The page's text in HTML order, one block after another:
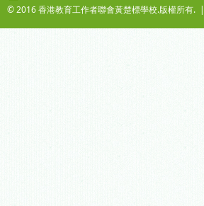
© 2016 香港教育工作者聯會黃楚標學校.版權所有. |